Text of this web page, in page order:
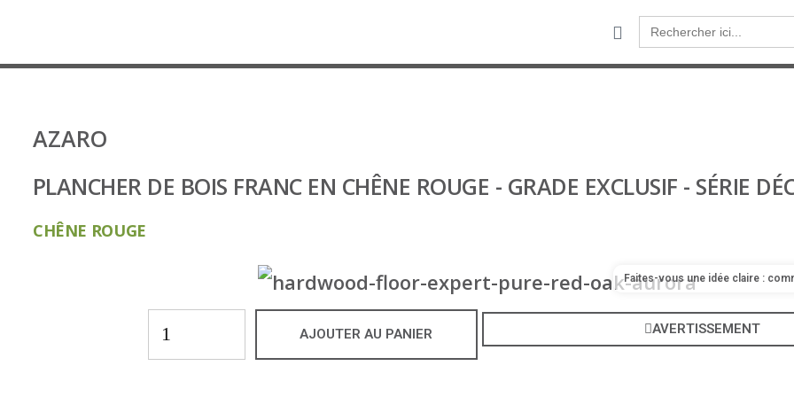
Search
for:
AZARO
PLANCHER DE BOIS FRANC EN CHÊNE ROUGE - GRADE EXCLUSIF - SÉRIE
CHÊNE ROUGE
Faites-vous une idée claire :
AJOUTER AU PANIER AVERTISSEMENT